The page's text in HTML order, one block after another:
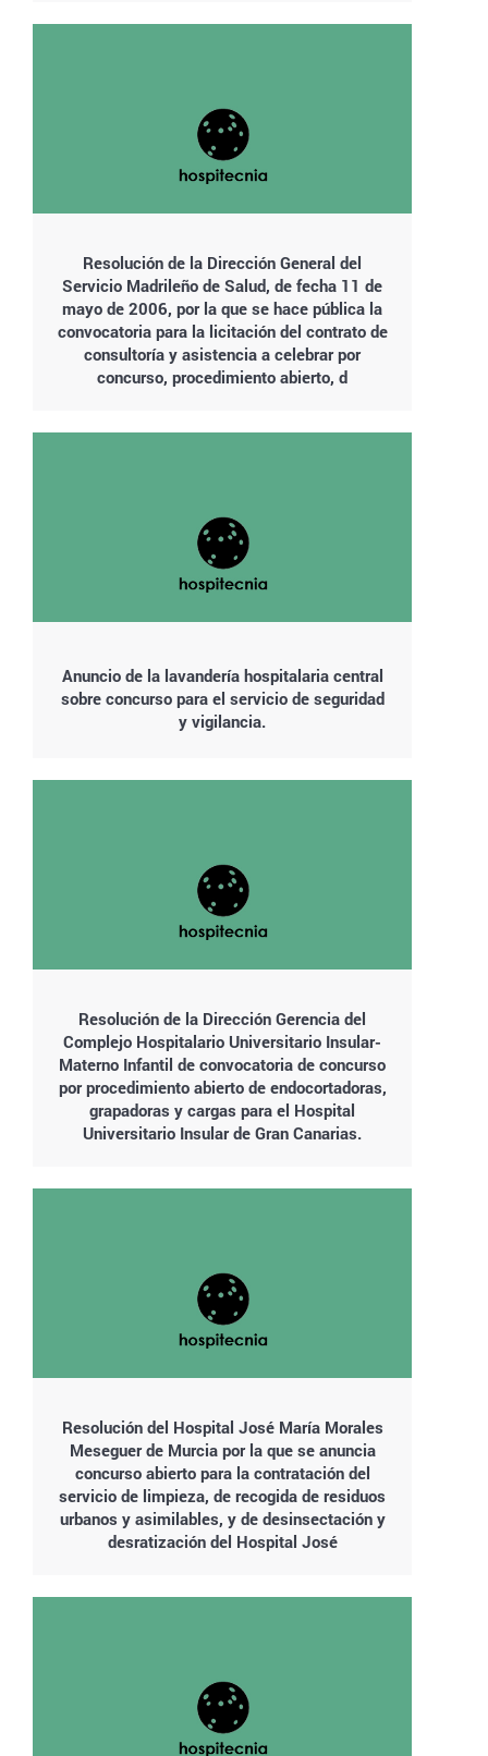
Resolución de la Dirección General del
Servicio Madrileño de Salud, de fecha 11 de
mayo de 2006, por la que se hace pública la
convocatoria para la licitación del contrato de
consultoría y asistencia a celebrar por
concurso, procedimiento abierto, d
Anuncio de la lavandería hospitalaria central
sobre concurso para el servicio de seguridad
y vigilancia.
Resolución de la Dirección Gerencia del
Complejo Hospitalario Universitario Insular-
Materno Infantil de convocatoria de concurso
por procedimiento abierto de endocortadoras,
grapadoras y cargas para el Hospital
Universitario Insular de Gran Canarias.
Resolución del Hospital José María Morales
Meseguer de Murcia por la que se anuncia
concurso abierto para la contratación del
servicio de limpieza, de recogida de residuos
urbanos y asimilables, y de desinsectación y
desratización del Hospital José